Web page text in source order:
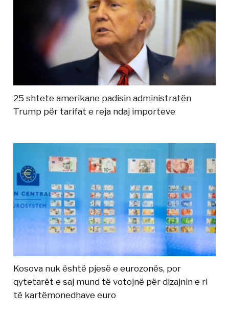
25 shtete amerikane padisin administratën
Trump për tarifat e reja ndaj importeve
Kosova nuk është pjesë e eurozonës, por
qytetarët e saj mund të votojnë për dizajnin e ri
të kartëmonedhave euro